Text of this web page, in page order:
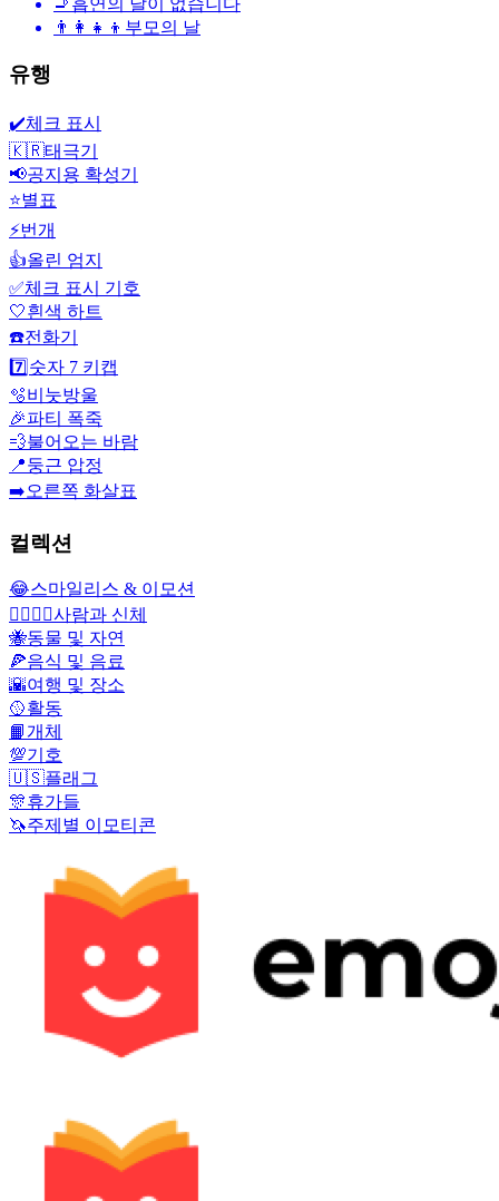
👨‍👩‍👧‍👦 부모의 날
유행
✔️체크 표시
🇰🇷태극기
📢공지용 확성기
⭐별표
⚡번개
👍올린 엄지
✅체크 표시 기호
🤍흰색 하트
☎️전화기
7️⃣ 숫자 7 키캡
🫧비눗방울
🎉파티 폭죽
💨불어오는 바람
📍둥근 압정
➡️오른쪽 화살표
컬렉션
😂스마일리스 & 이모션
👩‍❤️‍💋‍👨사람과 신체
🐝동물 및 자연
🍕음식 및 음료
🌇여행 및 장소
🥎활동
📙개체
💯기호
🇺🇸플래그
🎊휴가들
🦄주제별 이모티콘